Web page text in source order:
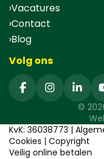
Vacatures
Contact
Blog
Volg ons
©
KvK: 36038773 |
Cookies | Copyright
Veilig online betalen